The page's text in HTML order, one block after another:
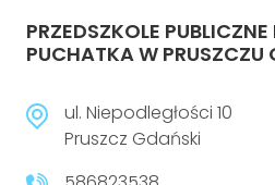
PRZEDSZKOLE
PUCHATKA W PRUSZCZU
ul. Niepodległości 10
Pruszcz Gdański